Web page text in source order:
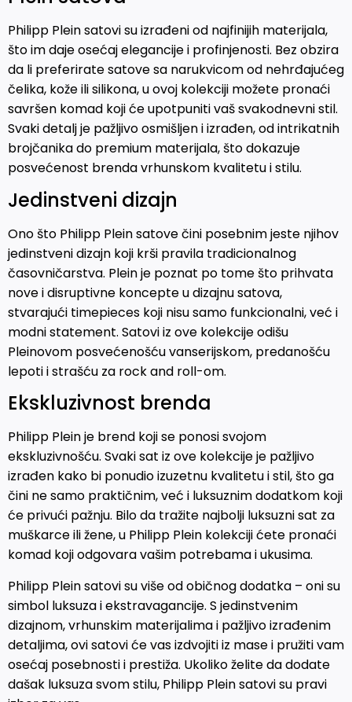
Philipp Plein satovi su izrađeni od najfinijih materijala,
što im daje osećaj elegancije i profinjenosti. Bez obzira
da li preferirate satove sa narukvicom od nehrđajućeg
čelika, kože ili silikona, u ovoj kolekciji možete pronaći
savršen komad koji će upotpuniti vaš svakodnevni stil.
Svaki detalj je pažljivo osmišljen i izrađen, od intrikatnih
brojčanika do premium materijala, što dokazuje
posvećenost brenda vrhunskom kvalitetu i stilu.
Jedinstveni dizajn
Ono što Philipp Plein satove čini posebnim jeste njihov
jedinstveni dizajn koji krši pravila tradicionalnog
časovničarstva. Plein je poznat po tome što prihvata
nove i disruptivne koncepte u dizajnu satova,
stvarajući timepieces koji nisu samo funkcionalni, već i
modni statement. Satovi iz ove kolekcije odišu
Pleinovom posvećenošću vanserijskom, predanošću
lepoti i strašću za rock and roll-om.
Ekskluzivnost brenda
Philipp Plein je brend koji se ponosi svojom
ekskluzivnošću. Svaki sat iz ove kolekcije je pažljivo
izrađen kako bi ponudio izuzetnu kvalitetu i stil, što ga
čini ne samo praktičnim, već i luksuznim dodatkom koji
će privući pažnju. Bilo da tražite najbolji luksuzni sat za
muškarce ili žene, u Philipp Plein kolekciji ćete pronaći
komad koji odgovara vašim potrebama i ukusima.
Philipp Plein satovi su više od običnog dodatka – oni su
simbol luksuza i ekstravagancije. S jedinstvenim
dizajnom, vrhunskim materijalima i pažljivo izrađenim
detaljima, ovi satovi će vas izdvojiti iz mase i pružiti vam
osećaj posebnosti i prestiža. Ukoliko želite da dodate
dašak luksuza svom stilu, Philipp Plein satovi su pravi